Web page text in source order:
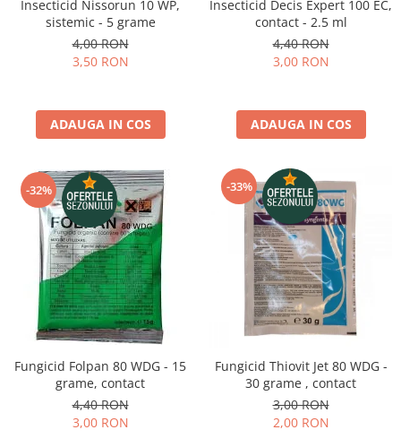
pneumatice
Cricuri pneumatice
Prese Hidraulice
Echipamente electrice
Role Prelungitoare
Polizoare unghiulare
Echipamente auto
Unelte de mana
Scule pneumatice
Podele hidraulice & Presa de banc
& Truse reparatii caroserie
Cabluri si incarcatoare acumulator
Echipamente de ridicat
Chinga ancorare
Depozitare si organizare
Freza de zapada
Insecticid Nissorun 10 WP,
sistemic - 5 grame
4,00 RON
3,50 RON
ADAUGA IN COS
Insecticid Decis Expert 100 EC,
contact - 2.5 ml
4,40 RON
3,00 RON
ADAUGA IN COS
-32%
Fungicid Folpan 80 WDG - 15
grame, contact
4,40 RON
3,00 RON
-33%
Fungicid Thiovit Jet 80 WDG -
30 grame , contact
3,00 RON
2,00 RON